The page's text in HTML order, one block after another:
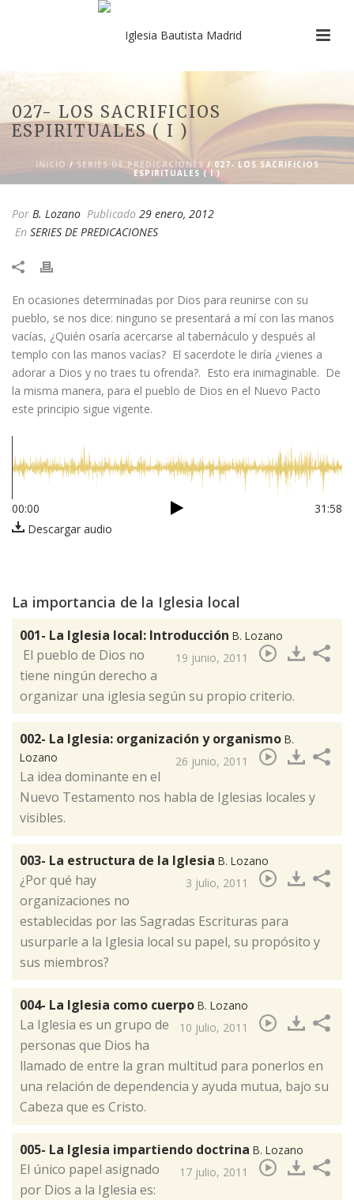
027- LOS SACRIFICIOS
ESPIRITUALES ( I )
INICIO / SERIES DE PREDICACIONES / 027- LOS SACRIFICIOS
ESPIRITUALES ( I )
Por B. Lozano Publicado 29 enero, 2012
En SERIES DE PREDICACIONES
​En ocasiones determinadas por Dios para reunirse con su
pueblo, se nos dice: ninguno se presentará a mí con las manos
vacías, ¿Quién osaría acercarse al tabernáculo y después al
templo con las manos vacías? El sacerdote le diría ¿vienes a
adorar a Dios y no traes tu ofrenda?. Esto era inimaginable. De
la misma manera, para el pueblo de Dios en el Nuevo Pacto
este principio sigue vigente.
00:00
31:58
Descargar audio
La importancia de la Iglesia local
001- La Iglesia local: Introducción B. Lozano
19 junio, 2011
​ El pueblo de Dios no
tiene ningún derecho a
organizar una iglesia según su propio criterio.
002- La Iglesia: organización y organismo B.
Lozano
26 junio, 2011
La idea dominante en el
Nuevo Testamento nos habla de Iglesias locales y
visibles.
003- La estructura de la Iglesia B. Lozano
3 julio, 2011
¿Por qué hay
organizaciones no
establecidas por las Sagradas Escrituras para
usurparle a la Iglesia local su papel, su propósito y
sus miembros?
004- La Iglesia como cuerpo B. Lozano
10 julio, 2011
La Iglesia es un grupo de
personas que Dios ha
llamado de entre la gran multitud para ponerlos en
una relación de dependencia y ayuda mutua, bajo su
Cabeza que es Cristo.
005- La Iglesia impartiendo doctrina B. Lozano
17 julio, 2011
El único papel asignado
por Dios a la Iglesia es: